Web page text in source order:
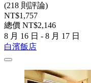
(218 則評論)
NT$1,757
總價 NT$2,146
8 月 16 日 - 8 月 17 日
白濱飯店